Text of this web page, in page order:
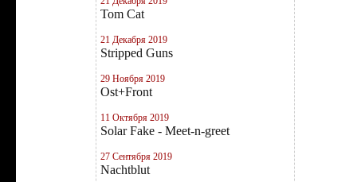
Tom Cat
21 Декабря 2019
Stripped Guns
29 Ноября 2019
Ost+Front
11 Октября 2019
Solar Fake - Meet-n-greet
27 Сентября 2019
Nachtblut